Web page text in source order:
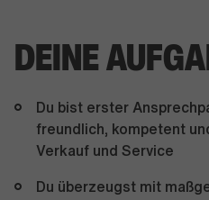
DEINE
Du bist erster
freundlich, kompetent
Verkauf und Service
Du überzeugst mit